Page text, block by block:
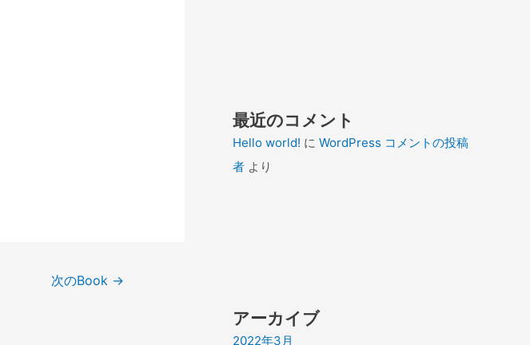
次のBook →
最近のコメント
Hello world! に WordPress コメントの投稿
者 より
アーカイブ
2022年3月